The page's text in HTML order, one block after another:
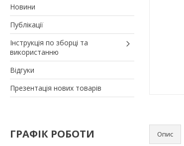
Новини
Публікації
Інструкція по зборці та
використанню
Відгуки
Презентація нових товарів
ГРАФІК РОБОТИ Опис